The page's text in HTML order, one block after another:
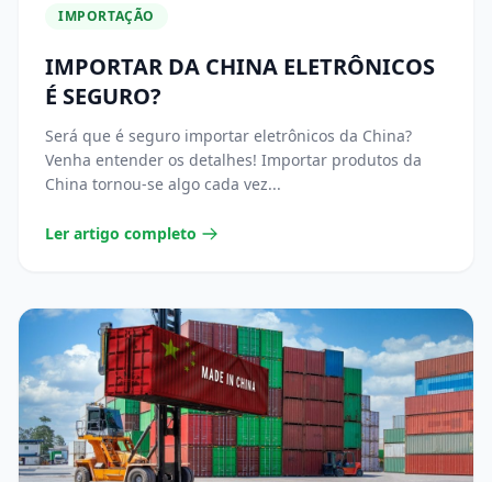
IMPORTAÇÃO
IMPORTAR DA CHINA ELETRÔNICOS
É SEGURO?
Será que é seguro importar eletrônicos da China?
Venha entender os detalhes! Importar produtos da
China tornou-se algo cada vez...
Ler artigo completo